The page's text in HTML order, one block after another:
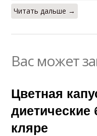
Читать дальше →
Вас может
Цветная
диетические
кляре